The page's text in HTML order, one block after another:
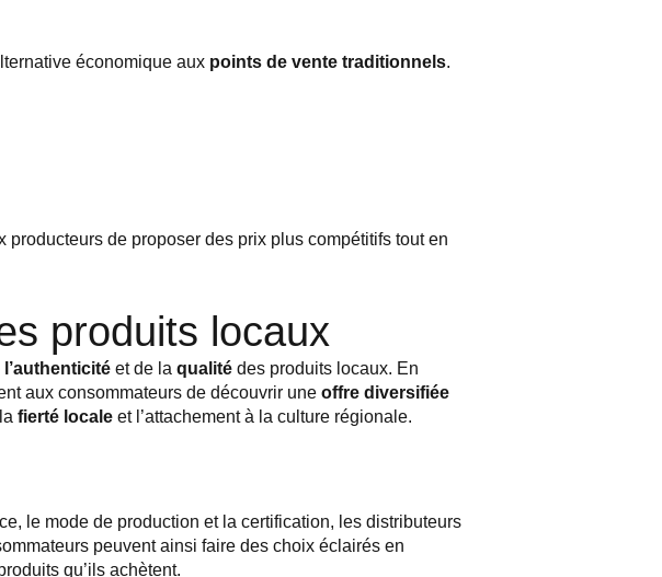
économique aux points de vente traditionnels.
de proposer des prix plus compétitifs tout en
produits locaux
et de la qualitédes produits locaux. En
aux consommateurs de découvrir une offre diversifiée
fierté localeet l’attachement à la culture régionale.
le mode de production et la certification, les distributeurs
peuvent ainsi faire des choix éclairés en
qu’ils achètent.